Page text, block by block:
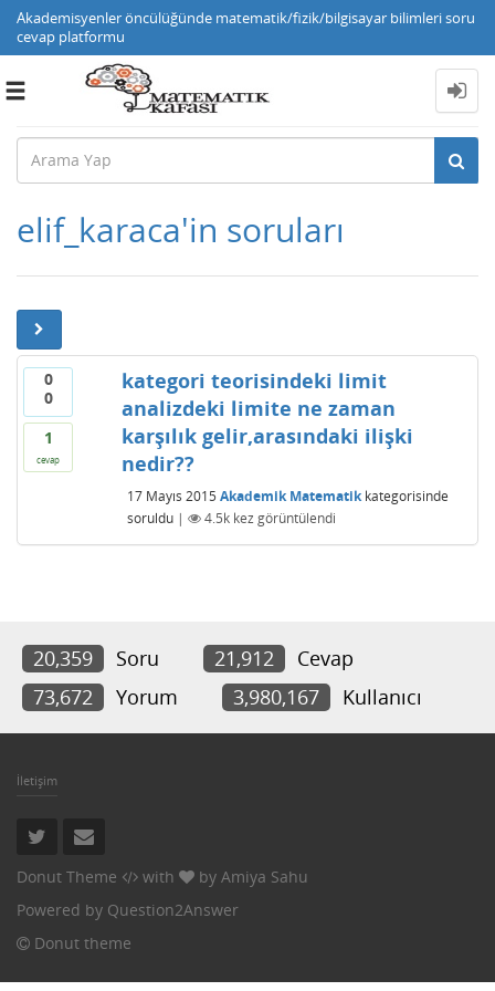
Akademisyenler öncülüğünde matematik/fizik/bilgisayar bilimleri soru
cevap platformu
Toggle
elif_karaca'in soruları
0
0
1
cevap
kategori teorisindeki limit
analizdeki limite ne zaman
karşılık gelir,arasındaki ilişki
nedir??
17 Mayıs 2015 Akademik Matematikkategorisinde
soruldu | 4.5kkez görüntülendi
20,359 Soru 21,912
Cevap
73,672
Yorum 3,980,167 Kullanıcı
İletişim
Donut Theme with by Amiya Sahu
Powered by Question2Answer
Donut theme